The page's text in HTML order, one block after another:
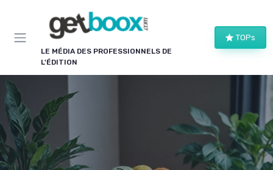
LE MÉDIA DES PROFESSIONNELS DE
L'ÉDITION
TOPs